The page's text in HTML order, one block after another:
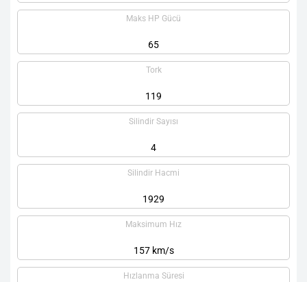
Maks HP Gücü
65
Tork
119
Silindir Sayısı
4
Silindir Hacmi
1929
Maksimum Hız
157 km/s
Hızlanma Süresi